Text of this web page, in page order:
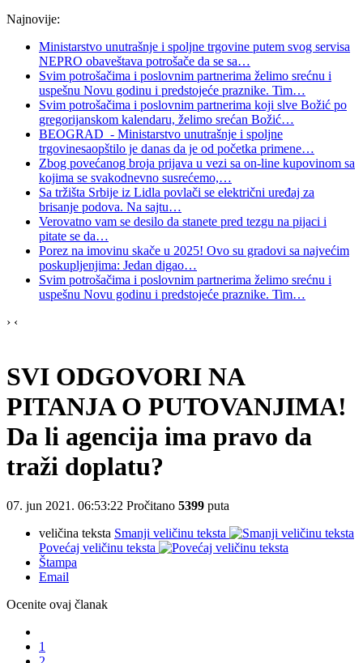
Najnovije:
Ministarstvo unutrašnje i spoljne trgovine putem svog servisa
NEPRO obaveštava potrošače da se sa…
Svim potrošačima i poslovnim partnerima želimo srećnu i
uspešnu Novu godinu i predstojeće praznike. Tim…
Svim potrošačima i poslovnim partnerima koji slve Božić po
gregorijanskom kalendaru, želimo srećan Božić…
BEOGRAD - Ministarstvo unutrašnje i spoljne
trgovinesaopštilo je danas da je od početka primene…
Zbog povećanog broja prijava u vezi sa on-line kupovinom sa
kojima se svakodnevno susrećemo,…
Sa tržišta Srbije iz Lidla povlači se električni uređaj za
brisanje podova. Na sajtu…
Verovatno vam se desilo da stanete pred tezgu na pijaci i
pitate se da…
Porez na imovinu skače u 2025! Ovo su gradovi sa najvećim
poskupljenjima: Jedan digao…
Svim potrošačima i poslovnim partnerima želimo srećnu i
uspešnu Novu godinu i predstojeće praznike. Tim…
› ‹
SVI ODGOVORI NA
PITANJA O PUTOVANJIMA!
Da li agencija ima pravo da
traži doplatu?
07. jun 2021. 06:53:22 Pročitano 5399 puta
veličina teksta Smanji veličinu teksta
Povećaj veličinu teksta
Štampa
Email
Ocenite ovaj članak
1